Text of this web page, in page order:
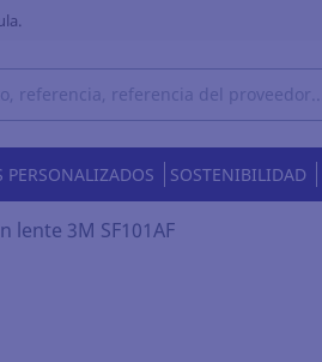
PERSONALIZADOS SOSTENIBILIDAD
lente 3M SF101AF